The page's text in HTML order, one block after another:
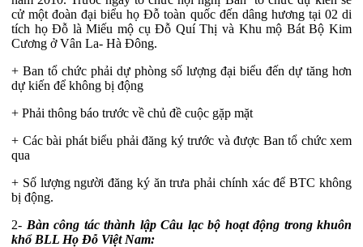
cử một đoàn đại biểu họ Đỗ toàn quốc đến dâng hương tại 02 di
tích họ Đỗ là Miếu mộ cụ Đỗ Quí Thị và Khu mộ Bát Bộ Kim
Cương ở Vân La- Hà Đông.
+ Ban tổ chức phải dự phòng số lượng đại biểu đến dự tăng hơn
dự kiến để không bị động
+ Phải thông báo trước về chủ đề cuộc gặp mặt
+ Các bài phát biểu phải đăng ký trước và được Ban tổ chức xem
qua
+ Số lượng người đăng ký ăn trưa phải chính xác để BTC không
bị động.
2- Bàn công tác thành lập Câu lạc bộ hoạt động trong khuôn
khổ BLL Họ Đỗ Việt Nam: